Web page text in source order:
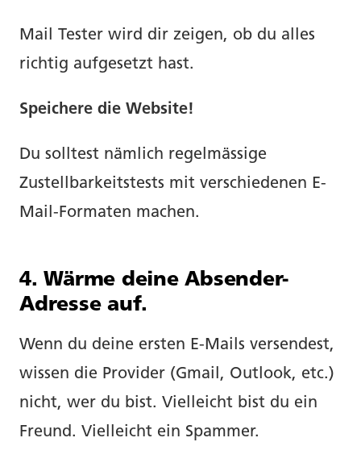
Mail Tester wird dir zeigen, ob du alles
richtig aufgesetzt hast.
Speichere die Website!
Du solltest nämlich regelmässige
Zustellbarkeitstests mit verschiedenen E-
Mail-Formaten machen.
4. Wärme deine Absender-
Adresse auf.
Wenn du deine ersten E-Mails versendest,
wissen die Provider (Gmail, Outlook, etc.)
nicht, wer du bist. Vielleicht bist du ein
Freund. Vielleicht ein Spammer.